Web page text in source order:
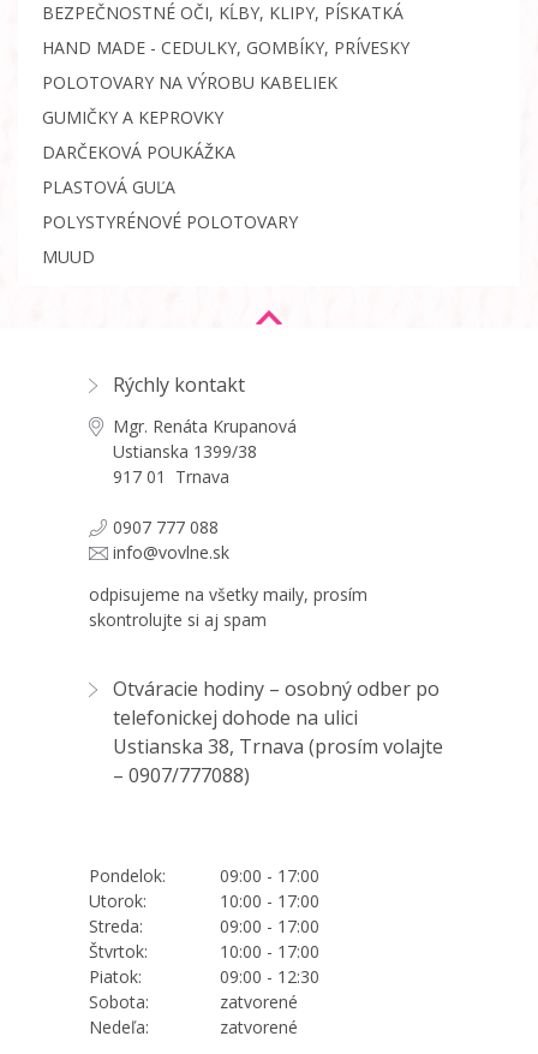
BEZPEČNOSTNÉ OČI, KĹBY, KLIPY, PÍSKATKÁ
HAND MADE - CEDULKY, GOMBÍKY, PRÍVESKY
POLOTOVARY NA VÝROBU KABELIEK
GUMIČKY A KEPROVKY
DARČEKOVÁ POUKÁŽKA
PLASTOVÁ GUĽA
POLYSTYRÉNOVÉ POLOTOVARY
MUUD
Rýchly kontakt
Mgr. Renáta Krupanová
Ustianska 1399/38
917 01 Trnava
0907 777 088
info@vovlne.sk
odpisujeme na všetky maily, prosím
skontrolujte si aj spam
Otváracie hodiny – osobný odber po
telefonickej dohode na ulici
Ustianska 38, Trnava (prosím volajte
– 0907/777088)
Pondelok:
09:00 - 17:00
Utorok:
10:00 - 17:00
Streda:
09:00 - 17:00
Štvrtok:
10:00 - 17:00
Piatok:
09:00 - 12:30
Sobota:
zatvorené
Nedeľa:
zatvorené